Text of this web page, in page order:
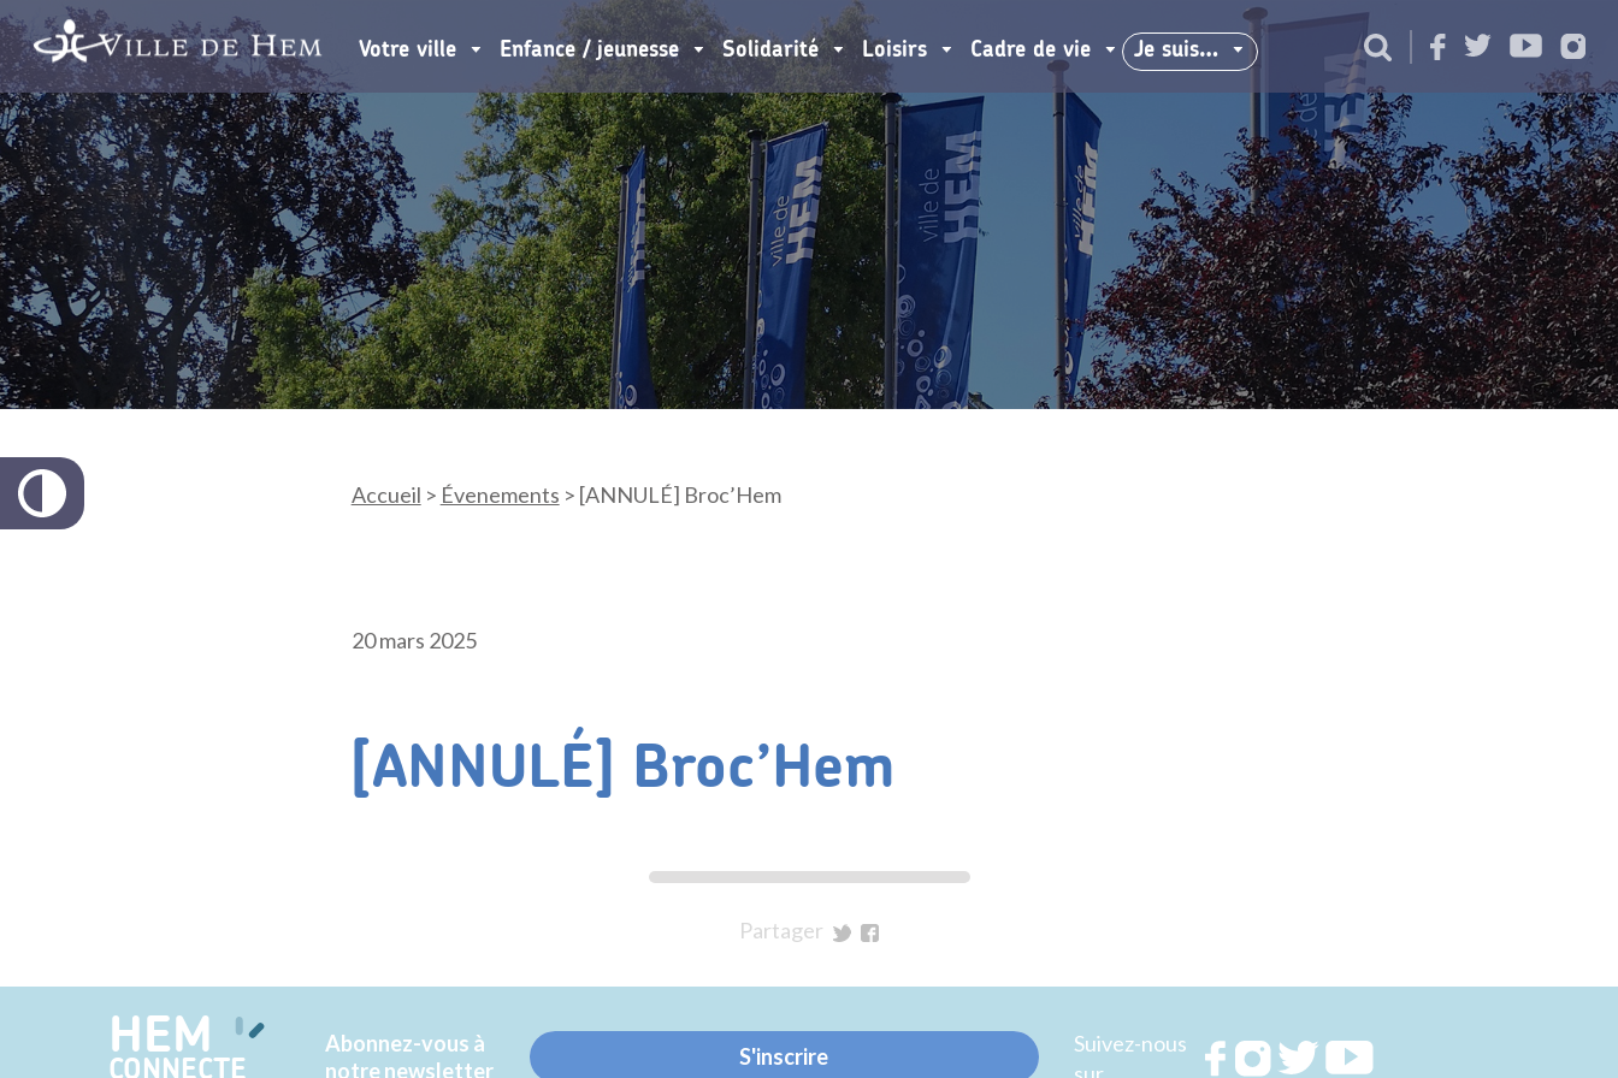
Votre ville Enfance / jeunesse Solidarité Loisirs Cadre de vie Je suis…
Accueil > Évenements > [ANNULÉ] Broc’Hem
20 mars 2025
[ANNULÉ] Broc’Hem
Partager
Twitter
Facebook
HEM
CONNECTE
Abonnez-vous à
notre newsletter
S'inscrire
Suivez-nous
RejoignezRejoignezRejoignez